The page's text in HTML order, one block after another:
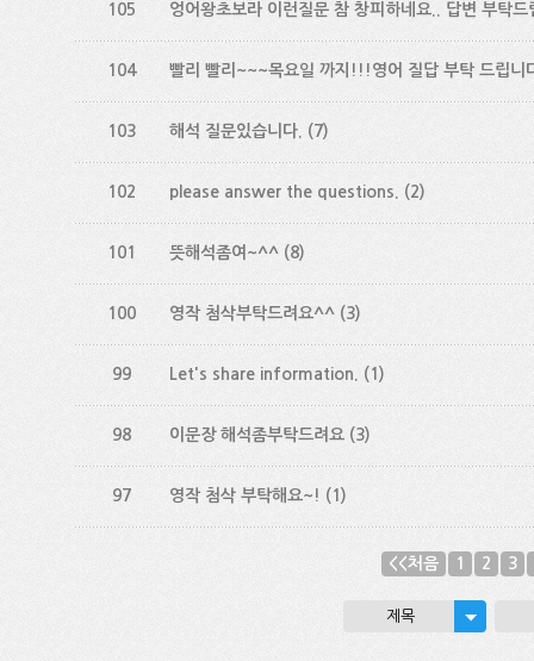
105 엉어왕초보라 이런질문 참 창피하네요.. 답변 부탁
104 빨리 빨리~~~목요일 까지!!!영어 질답 부탁 드립니
103 해석 질문있습니다. (7)
102 please answer the questions. (2)
101 뜻해석좀여~^^ (8)
100 영작 첨삭부탁드려요^^ (3)
99 Let's share information. (1)
98 이문장 해석좀부탁드려요 (3)
97 영작 첨삭 부탁해요~! (1)
<<처음 1 2 3
제목